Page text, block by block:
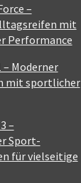
–
mit
Performance
– Moderner
mit sportlicher
–
Sport-
für vielseitige